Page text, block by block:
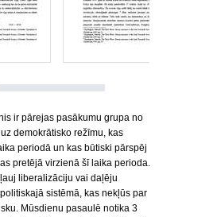
ir pārejas pasākumu grupa no
demokrātisko režīmu, kas
periodā un kas būtiski pārspēj
pretējā virzienā šī laika perioda.
liberalizāciju vai daļēju
sistēmā, kas nekļūs par
Mūsdienu pasaulē notika 3